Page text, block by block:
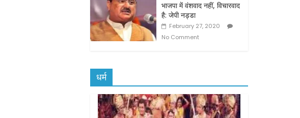
भाजपा में वंशवाद नहीं, विचारवाद
है: जेपी नड्डा
February 27, 2020
No Comment
धर्म